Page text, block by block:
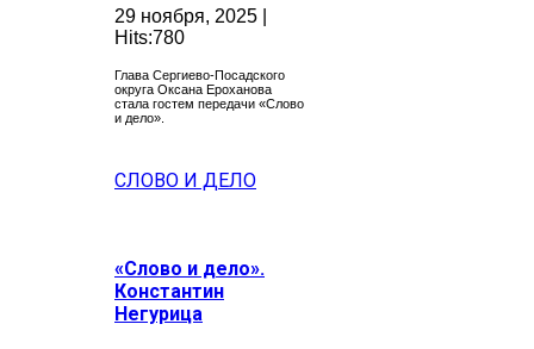
29 ноября, 2025 |
Hits:780
Глава Сергиево-Посадского
округа Оксана Ероханова
стала гостем передачи «Слово
и дело».
СЛОВО И ДЕЛО
«Слово и дело».
Константин
Негурица